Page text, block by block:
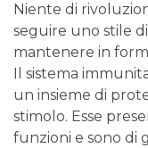
Niente di
seguire uno stile
mantenere in
Il sistema
un insieme di
stimolo. Esse
funzioni e sono di